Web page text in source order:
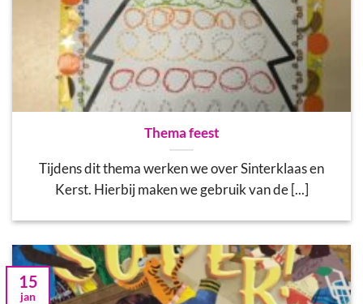
Thema feest
Tijdens dit thema werken we over Sinterklaas en
Kerst. Hierbij maken we gebruik van de [...]
15
jan